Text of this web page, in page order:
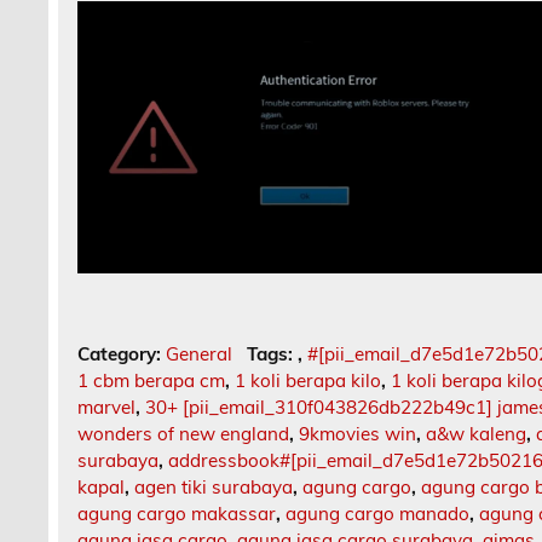
Category: General Tags: ,
1 cbm berapa cm, 1 koli berapa kilo, 1 koli berapa
marvel, 30+ [pii_email_310f043826db222b49c1]
wonders of new england,9kmovies win,a&w kaleng,
surabaya,
kapal,agen tiki surabaya,agung cargo,agung cargo
agung cargo makassar,agung cargo manado,agung